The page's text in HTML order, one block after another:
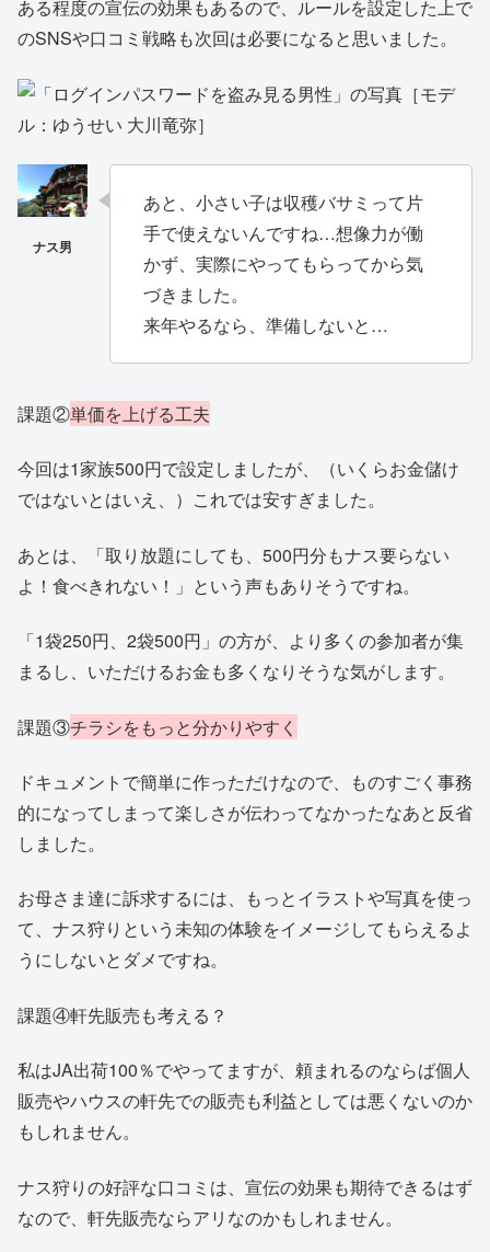
ある程度の宣伝の効果もあるので、ルールを設定した上で
のSNSや口コミ戦略も次回は必要になると思いました。
あと、小さい子は収穫バサミって片
手で使えないんですね…想像力が働
かず、実際にやってもらってから気
づきました。
来年やるなら、準備しないと…
課題②単価を上げる工夫
今回は1家族500円で設定しましたが、（いくらお金儲け
ではないとはいえ、）これでは安すぎました。
あとは、「取り放題にしても、500円分もナス要らない
よ！食べきれない！」という声もありそうですね。
「1袋250円、2袋500円」の方が、より多くの参加者が集
まるし、いただけるお金も多くなりそうな気がします。
課題③チラシをもっと分かりやすく
ドキュメントで簡単に作っただけなので、ものすごく事務
的になってしまって楽しさが伝わってなかったなあと反省
しました。
お母さま達に訴求するには、もっとイラストや写真を使っ
て、ナス狩りという未知の体験をイメージしてもらえるよ
うにしないとダメですね。
課題④軒先販売も考える？
私はJA出荷100％でやってますが、頼まれるのならば個人
販売やハウスの軒先での販売も利益としては悪くないのか
もしれません。
ナス狩りの好評な口コミは、宣伝の効果も期待できるはず
なので、軒先販売ならアリなのかもしれません。